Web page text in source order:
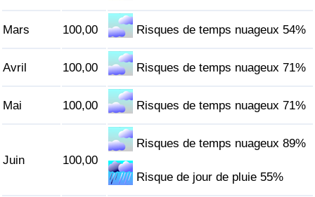
Mars 100,00 Risques de temps nuageux 54%
Avril 100,00 Risques de temps nuageux 71%
Mai 100,00 Risques de temps nuageux 71%
Juin 100,00
Risques de temps nuageux 89%
Risque de jour de pluie 55%
Indice de pollution
Indice de Trafic (Actuel)
Indice de Trafic par Pays